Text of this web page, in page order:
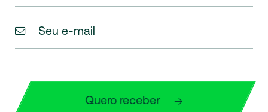
Seu e-mail
Quero receber